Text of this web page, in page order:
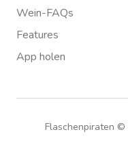
Wein-FAQs
Features
App holen
Flaschenpiraten ©